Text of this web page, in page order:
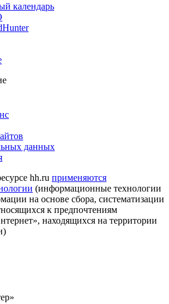
календарь
данных
hh.ru применяются
(информационные технологии
на основе сбора, систематизации
к предпочтениям
находящихся на территории